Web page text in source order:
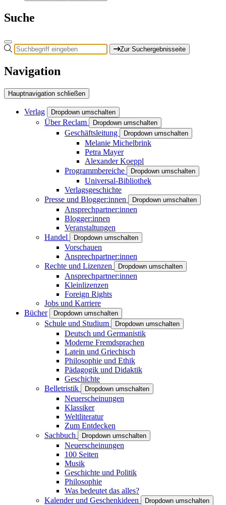
Suche
Zur Suchergebnisseite
Navigation
Hauptnavigation schließen
Verlag Dropdown umschalten
Über Reclam Dropdown umschalten
Geschäftsleitung Dropdown umschalten
Melanie Michelbrink
Petra Mayer
Alexander Koeppl
Programmbereiche
Dropdown umschalten
Universal-Bibliothek
Verlagsgeschichte
Presse und Blogger:innen
Dropdown umschalten
Ansprechpartner:innen
Blogger:innen
Veranstaltungen
Handel
Dropdown umschalten
Vorschauen
Ansprechpartner:innen
Rechte und Lizenzen
Dropdown umschalten
Ansprechpartner:innen
Kleinlizenzen
Foreign Rights
Jobs und Karriere
Bücher
Dropdown umschalten
Schule und Studium Dropdown umschalten
Deutsch und Germanistik
Moderne Fremdsprachen
Latein und Griechisch
Philosophie und Ethik
Pädagogik und Didaktik
Geschichte
Belletristik
Dropdown umschalten
Neuerscheinungen
Klassiker
Weltliteratur
Zum Entdecken
Sachbuch
Dropdown umschalten
Neuerscheinungen
100 Seiten
Musik
Geschichte und Politik
Philosophie
Was bedeutet das alles?
Kalender und Geschenkideen
Dropdown umschalten